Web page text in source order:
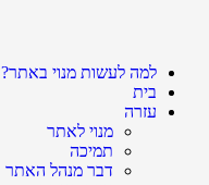
למה לעשות מנוי באתר?
בית
עזרה
מנוי לאתר
תמיכה
דבר מנהל האתר